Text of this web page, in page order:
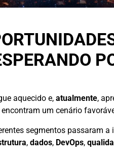
aquecido e, atualmente,
um cenário
segmentos passaram a
, dados, DevOps,